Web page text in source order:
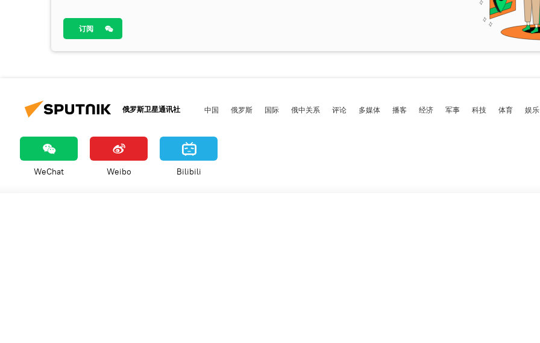
订阅
俄罗斯卫星通讯社 中国 俄罗斯 国际 俄中关系 评论 多媒体 播客 经济 军事 科技 体育 娱乐
WeChat Weibo Bilibili